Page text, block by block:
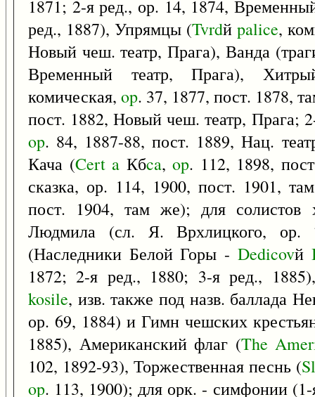
1871; 2-я ред., ор. 14, 1874,
ред., 1887), Упрямцы (Tvrdй palice,
Новый чеш. театр, Прага), Ванда
Временный театр, Прага),
комическая, op. 37, 1877, пост. 1878,
пост. 1882, Новый чеш. театр, Прага;
op. 84, 1887-88, пост. 1889, Нац.
Кача (Cert a Кбca, op. 112, 1898,
сказка, ор. 114, 1900, пост. 1901,
пост. 1904, там же); для солистов
Людмила (сл. Я. Врхлицкого, ор.
(Наследники Белой Горы - Dedicovй
1872; 2-я ред., 1880; 3-я ред.,
kosile, изв. также под назв. баллада
ор. 69, 1884) и Гимн чешских
1885), Американский флаг (The
102, 1892-93), Торжественная песнь (
op. 113, 1900); для орк. - симфонии